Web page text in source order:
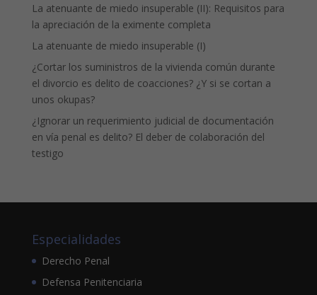
La atenuante de miedo insuperable (II): Requisitos para
la apreciación de la eximente completa
La atenuante de miedo insuperable (I)
¿Cortar los suministros de la vivienda común durante
el divorcio es delito de coacciones? ¿Y si se cortan a
unos okupas?
¿Ignorar un requerimiento judicial de documentación
en vía penal es delito? El deber de colaboración del
testigo
Especialidades
Derecho Penal
Defensa Penitenciaria